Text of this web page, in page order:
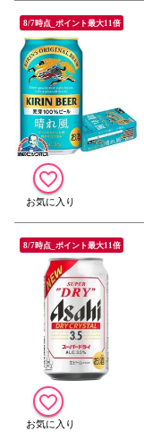
8/7時点_ポイント最大11倍
8/7時点_ポイント最大11倍